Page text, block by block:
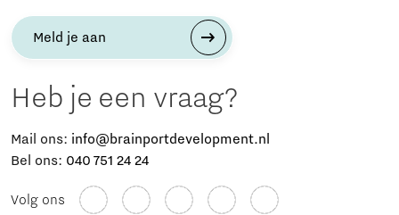
Meld je aan
Heb je een vraag?
Mail ons: info@brainportdevelopment.nl
Bel ons: 040 751 24 24
Volg ons